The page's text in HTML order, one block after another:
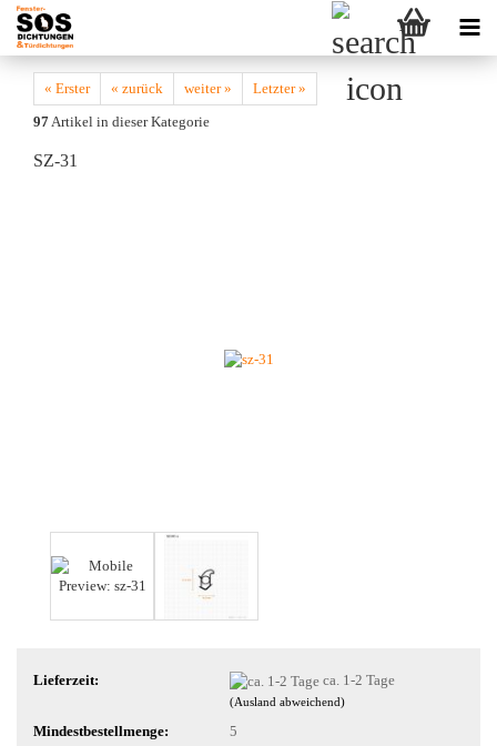
« Erster « zurück weiter »
Letzter »
97Artikel in dieser Kategorie
SZ-31
Lieferzeit: ca. 1-2 Tage
(Ausland abweichend)
Mindestbestellmenge: 5